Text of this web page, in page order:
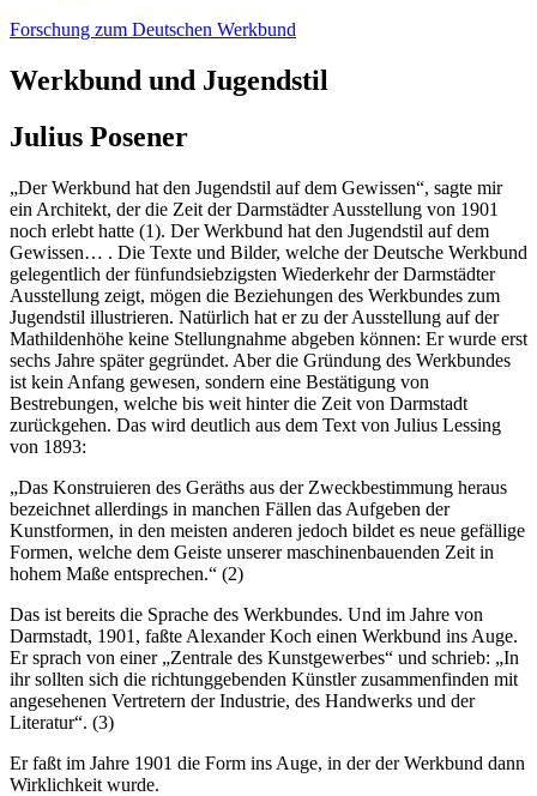
Forschung zum Deutschen Werkbund
Werkbund und Jugendstil
Julius Posener
„Der Werkbund hat den Jugendstil auf dem Gewissen“, sagte mir
ein Architekt, der die Zeit der Darmstädter Ausstellung von 1901
noch erlebt hatte (1). Der Werkbund hat den Jugendstil auf dem
Gewissen… . Die Texte und Bilder, welche der Deutsche Werkbund
gelegentlich der fünfundsiebzigsten Wiederkehr der Darmstädter
Ausstellung zeigt, mögen die Beziehungen des Werkbundes zum
Jugendstil illustrieren. Natürlich hat er zu der Ausstellung auf der
Mathildenhöhe keine Stellungnahme abgeben können: Er wurde erst
sechs Jahre später gegründet. Aber die Gründung des Werkbundes
ist kein Anfang gewesen, sondern eine Bestätigung von
Bestrebungen, welche bis weit hinter die Zeit von Darmstadt
zurückgehen. Das wird deutlich aus dem Text von Julius Lessing
von 1893:
„Das Konstruieren des Geräths aus der Zweckbestimmung heraus
bezeichnet allerdings in manchen Fällen das Aufgeben der
Kunstformen, in den meisten anderen jedoch bildet es neue gefällige
Formen, welche dem Geiste unserer maschinenbauenden Zeit in
hohem Maße entsprechen.“ (2)
Das ist bereits die Sprache des Werkbundes. Und im Jahre von
Darmstadt, 1901, faßte Alexander Koch einen Werkbund ins Auge.
Er sprach von einer „Zentrale des Kunstgewerbes“ und schrieb: „In
ihr sollten sich die richtunggebenden Künstler zusammenfinden mit
angesehenen Vertretern der Industrie, des Handwerks und der
Literatur“. (3)
Er faßt im Jahre 1901 die Form ins Auge, in der der Werkbund dann
Wirklichkeit wurde.